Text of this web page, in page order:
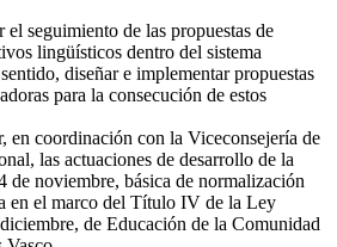
seguimiento de las propuestas de
lingüísticos dentro del sistema
diseñar e implementar propuestas
para la consecución de estos
en coordinación con la Viceconsejería de
las actuaciones de desarrollo de la
de noviembre, básica de normalización
en el marco del Título IV de la Ley
de Educación de la Comunidad